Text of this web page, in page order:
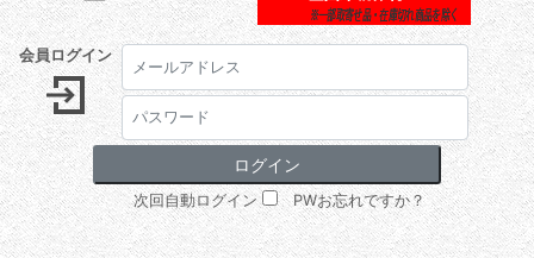
会員ログイン
次回自動ログイン PWお忘れですか？